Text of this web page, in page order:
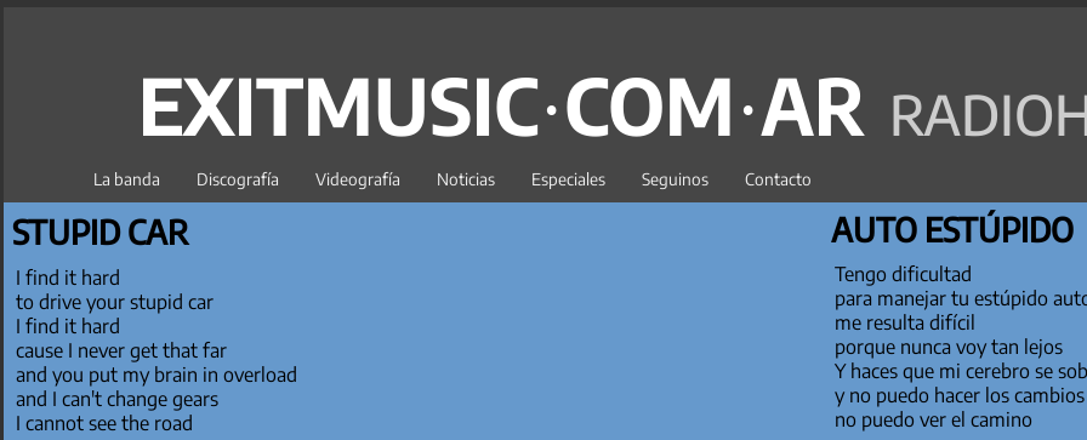
EXITMUSIC·COM·AR
La banda Discografía Videografía Noticias Especiales Seguinos Contacto
STUPID CAR
I find it hard
to drive your stupid car
I find it hard
cause I never get that far
and you put my brain in overload
and I can't change gears
I cannot see the road
AUTO ESTÚPIDO
Tengo dificultad
para manejar tu estúpido
me resulta difícil
porque nunca voy tan lejos
Y haces que mi cerebro se
y no puedo hacer los cambios
no puedo ver el camino